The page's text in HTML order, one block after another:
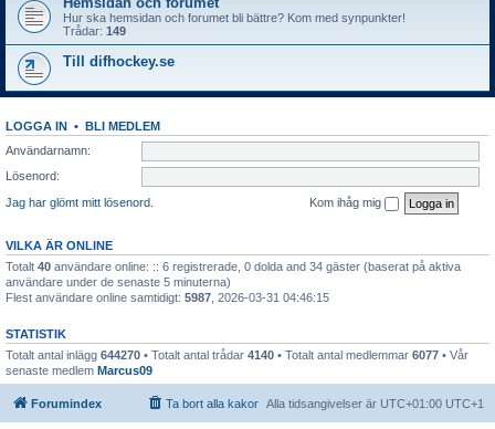
Hur ska hemsidan och forumet bli bättre? Kom med synpunkter!
Trådar: 149
Till difhockey.se
LOGGA IN • BLI MEDLEM
Användarnamn:
Lösenord:
Jag har glömt mitt lösenord.
Kom ihåg mig
VILKA ÄR ONLINE
Totalt 40 användare online: :: 6 registrerade, 0 dolda and 34 gäster (baserat på aktiva
användare under de senaste 5 minuterna)
Flest användare online samtidigt: 5987 , 2026-03-31 04:46:15
STATISTIK
Totalt antal inlägg 644270 • Totalt antal trådar 4140 • Totalt antal medlemmar 6077 • Vår
senaste medlem Marcus09
Forumindex Alla tidsangivelser är UTC+01:00 UTC+1
Ta bort alla kakor